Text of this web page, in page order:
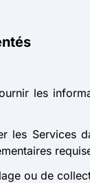
les
Services
ou de